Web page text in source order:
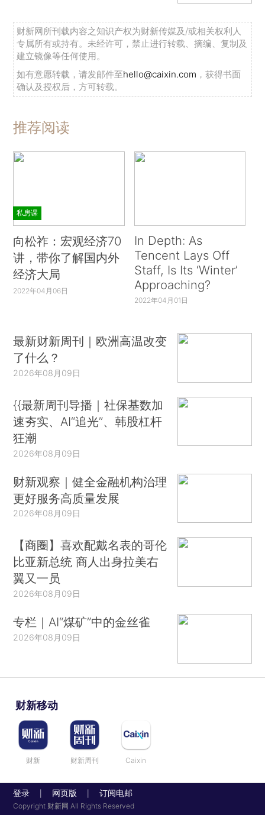
财新网所刊载内容之知识产权为财新传媒及/或相关权利人
专属所有或持有。未经许可，禁止进行转载、摘编、复制及
建立镜像等任何使用。
如有意愿转载，请发邮件至hello@caixin.com ，获得书面
确认及授权后，方可转载。
推荐阅读
私房课
向松祚：宏观经济70
讲，带你了解国内外
经济大局
2022年04月06日
In Depth: As
Tencent Lays Off
Staff, Is Its ‘Winter’
Approaching?
2022年04月01日
最新财新周刊｜欧洲高温改变
了什么？
2026年08月09日
{{最新周刊导播｜社保基数加
速夯实、AI“追光”、韩股杠杆
狂潮
2026年08月09日
财新观察｜健全金融机构治理
更好服务高质量发展
2026年08月09日
【商圈】喜欢配戴名表的哥伦
比亚新总统 商人出身拉美右
翼又一员
2026年08月09日
专栏｜AI“煤矿”中的金丝雀
2026年08月09日
财新移动
财新 财新周刊 Caixin
登录 网页版 订阅电邮
Copyright 财新网 All Rights Reserved